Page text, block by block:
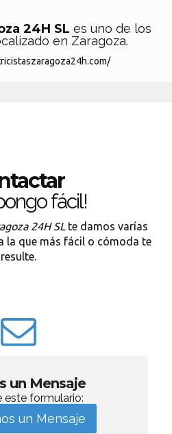
24H SL es uno de los
en Zaragoza.
fácil!
24H SLte damos varías
la que más fácil o cómoda te
resulte.
un Mensaje
este formulario:
un Mensaje